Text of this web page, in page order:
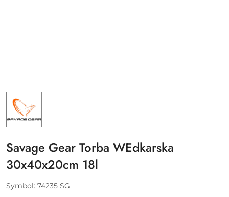
NAZWA
PRODUCENTA:
SAVAGE
GEAR
-
SVENDSEN
A/S
Savage Gear Torba WEdkarska
30x40x20cm 18l
Symbol: 74235 SG